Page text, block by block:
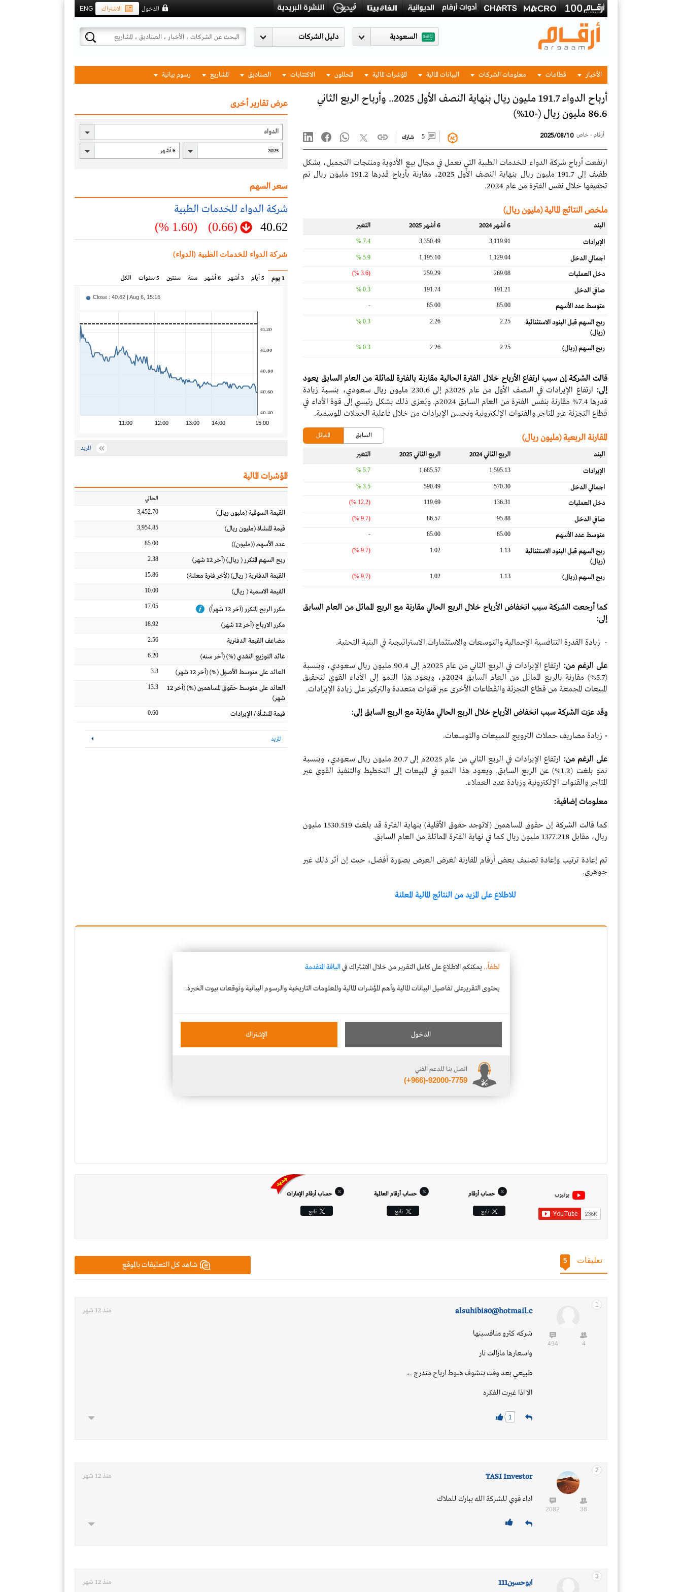
ENG الاشتراك الدخول
السعودية
الأخبار قطاعات معلومات الشركات البيانات المالية المؤشرات المالية المحللون الاكتتابات الصناديق المشاريع رسوم بيانية
أرباح الدواء 191.7 مليون ريال بنهاية النصف الأول 2025.. وأرباح الربع الثاني
86.6 مليون ريال (-10%)
2025/08/10 أرقام - خاص شارك 5
ارتفعت أرباح شركة الدواء للخدمات الطبية التي تعمل في مجال بيع الأدوية ومنتجات التجميل، بشكل
طفيف إلى 191.7 مليون ريال بنهاية النصف الأول 2025، مقارنة بأرباح قدرها 191.2
مليون ريال تم
تحقيقها خلال نفس الفترة من عام 2024.
ملخص النتائج المالية (مليون ريال)
البند 6 أشهر 2024 6 أشهر 2025
التغير‬
الإيرادات
3,119.91
3,350.49
7.4 %
اجمالي الدخل 1,129.04
1,195.10
5.9 %
دخل العمليات 269.08
259.29
(3.6 %)
صافي الدخل 191.21
191.74
0.3 %
متوسط ​​عدد الأسهم 85.00
85.00
-
ربح السهم قبل البنود الاستثنائية
(ريال)
2.25
2.26
0.3 %
ربح السهم (ريال) 2.25
2.26
0.3 %
قالت الشركة إن سبب ارتفاع الأرباح خلال الفترة الحالية مقارنة بالفترة المماثلة من العام السابق يعود
إلى:
ارتفاع الإيرادات في النصف الأول من عام 2025م إلى 230.6 مليون ريال سعودي، بنسبة زيادة
قدرها 7.4% مقارنة بنفس الفترة من العام السابق 2024م. ويُعزى ذلك بشكل رئيسي إلى قوة الأداء في
قطاع التجزئة عبر المتاجر والقنوات الإلكترونية وتحسن الإيرادات من خلال فاعلية الحملات الموسمية.
المقارنة الربعية (مليون ريال) المماثل السابق
البند الربع الثاني 2024 الربع الثاني 2025
التغير‬
الإيرادات
1,595.13
1,685.57
5.7 %
اجمالي الدخل 570.30
590.49
3.5 %
دخل العمليات 136.31
119.69
(12.2 %)
صافي الدخل 95.88
86.57
(9.7 %)
متوسط ​​عدد الأسهم 85.00
85.00
-
ربح السهم قبل البنود الاستثنائية
(ريال)
1.13
1.02
(9.7 %)
ربح السهم (ريال) 1.13
1.02
(9.7 %)
كما أرجعت الشركة سبب انخفاض الأرباح خلال الربع الحالي مقارنة مع الربع المماثل من العام السابق
إلى:
- زيادة القدرة التنافسية الإجمالية والتوسعات والاستثمارات الاستراتيجية في البنية التحتية.
على الرغم من:
ارتفاع الإيرادات في الربع الثاني من عام 2025م إلى 90.4 مليون ريال سعودي، وبنسبة
(5.7%) مقارنة بالربع المماثل من العام السابق 2024م، ويعود هذا النمو إلى الأداء القوي لتحقيق
المبيعات المجمعة من قطاع التجزئة والقطاعات الأخرى عبر قنوات متعددة والتركيز على زيادة الإيرادات.
وقد عزت الشركة سبب انخفاض الأرباح خلال الربع الحالي مقارنة مع الربع السابق إلى:
- زيادة مصاريف حملات الترويج للمبيعات والتوسعات.
على الرغم من:
ارتفاع الإيرادات في الربع الثاني من عام 2025م إلى 20.7 مليون ريال سعودي، وبنسبة
نمو بلغت (1.2%) عن الربع السابق. ويعود هذا النمو في المبيعات إلى التخطيط والتنفيذ القوي عبر
المتاجر والقنوات الإلكترونية وزيادة عدد العملاء.
معلومات إضافية:
كما قالت الشركة إن حقوق المساهمين (لاتوجد حقوق الأقلية) بنهاية الفترة قد بلغت 1530.519 مليون
ريال، مقابل 1377.218 مليون ريال كما في نهاية الفترة المماثلة من العام السابق.
تم إعادة ترتيب وإعادة تصنيف بعض أرقام المقارنة لغرض العرض بصورة أفضل، حيث إن أثر ذلك غير
جوهري.
للاطلاع على المزيد من النتائج المالية المعلنة
عرض تقارير أخرى
سعر السهم
شركة الدواء للخدمات الطبية
40.62
(0.66)
(1.60 %)
شركة الدواء للخدمات الطبية (الدواء)
1 يوم 5 أيام 3 أشهر 6 أشهر سنة سنتين 5 سنوات الكل
11:00 12:00 13:00 14:00 15:00
40.40
40.60
40.80
41.00
41.20
Close : 40.62 | Aug 6, 15:16
المزيد
المؤشرات المالية
الحالي
القيمة السوقية (مليون ريال) 3,452.70
قيمة المنشاة (مليون ريال) 3,954.85
عدد الأسهم ((مليون)) 85.00
ربح السهم المتكرر ( ريال) (آخر 12 شهر) 2.38
القيمة الدفترية ( ريال) (لأخر فترة معلنة) 15.86
القيمة الاسمية ( ريال) 10.00
مكرر الربح المتكرر (آخر 12 شهراً) 17.05
مكرر الارباح (أخر 12 شهر) 18.92
مضاعف القيمة الدفترية 2.56
عائد التوزيع النقدي (%) (أخر سنه) 6.20
العائد على متوسط الأصول (%) (أخر 12 شهر) 3.3
العائد على متوسط حقوق المساهمين (%) (أخر 12
شهر)
13.3
قيمة المنشأة / الإيرادات 0.60
المزيد
لطفاً..يمكنكم الاطلاع على كامل التقرير من خلال الاشتراك فيالباقة المتقدمة
يحتوى التقريرعلى تفاصيل البيانات المالية وأهم المؤشرات المالية والمعلومات التاريخية والرسوم البيانية وتوقعات بيوت الخبرة.
الدخول الإشتراك
اتصل بنا للدعم الفني
(+966)-92000-7759
يوتيوب حساب أرقام
تابِع
حساب أرقام العالمية
تابِع
حساب أرقام الإمارات‎
تابِع
شاهد كل التعليقات بالموقع تعليقات 5
1
4
494
alsuhibi80@hotmail.c منذ 12 شهر
شركه كثرو منافسينها
واسعارها مازالت نار
طبيعي بعد وقت بنشوف هبوط ارباح متدرج .،
الا اذا غيرت الفكره
1
2
38
2082
TASI Investor منذ 12 شهر
اداء قوي للشركة الله يبارك للملاك
3
ابوحسين111 منذ 12 شهر